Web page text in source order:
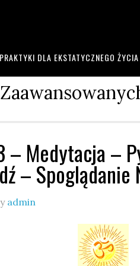
DLA EKSTATYCZNEGO ŻYCIA
– Medytacja –
– Spoglądanie
admin